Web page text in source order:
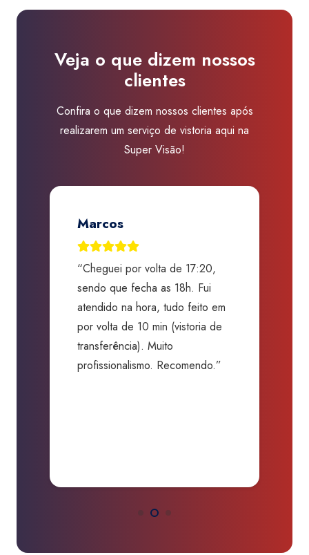
de
quantidade
Veja o que dizem nossos
clientes
Confira o que dizem nossos clientes após
realizarem um serviço de vistoria aqui na
Super Visão!
Marcos
“Cheguei por volta de 17:20,
sendo que fecha as 18h. Fui
atendido na hora, tudo feito em
por volta de 10 min (vistoria de
transferência). Muito
profissionalismo. Recomendo.”